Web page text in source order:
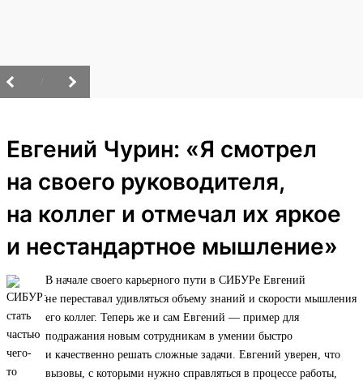
Евгений Чурин: «Я смотрел
на своего руководителя,
на коллег и отмечал их яркое
и нестандартное мышление»
В начале своего карьерного пути в СИБУРе Евгений
не переставал удивляться объему знаний и скорости мышления
его коллег. Теперь же и сам Евгений — пример для
подражания новым сотрудникам в умении быстро
и качественно решать сложные задачи. Евгений уверен, что
вызовы, с которыми нужно справляться в процессе работы,